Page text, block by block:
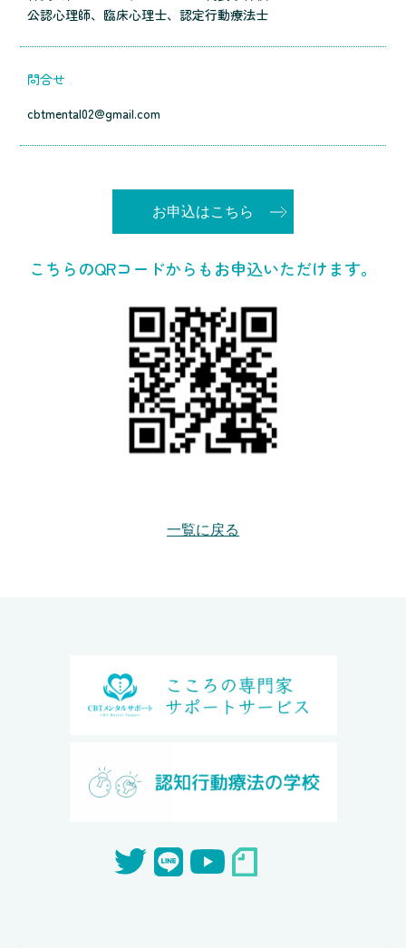
公認心理師、臨床心理士、認定行動療法士
問合せ
cbtmental02@gmail.com
お申込はこちら
こちらのQRコードからもお申込いただけます。
一覧に戻る